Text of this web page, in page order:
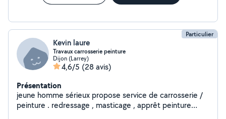
Particulier
Kevin laure
Travaux carrosserie peinture
Dijon (Larrey)
4,6/5 (28 avis)
Présentation
jeune homme sérieux propose service de carrosserie /
peinture . redressage , masticage , apprêt peinture